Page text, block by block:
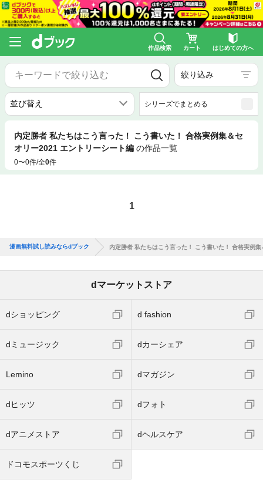
作品検索 カート はじめての方へ
絞り込み
シリーズでまとめる
内定勝者 私たちはこう言った！ こう書いた！ 合格実例集＆セ
オリー2021 エントリーシート編 の作品一覧
0〜0件/全0件
1
漫画無料試し読みならdブック 内定勝者 私たちはこう言った！ こう書いた！ 合格実例
dマーケットストア
dショッピング d fashion
dミュージック dカーシェア
Lemino dマガジン
dヒッツ dフォト
dアニメストア dヘルスケア
ドコモスポーツくじ